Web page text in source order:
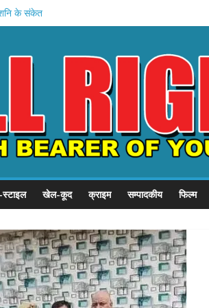
के संकेत
कावडी
स्टूडियो लॉन्च
सफल?
खेल-कूद क्राइम सम्पादकीय फिल्म